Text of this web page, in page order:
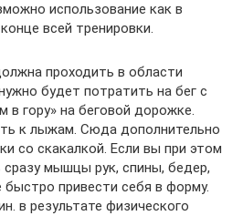
использование как в
всей тренировки.
проходить в области
будет потратить на бег с
гору» на беговой дорожке.
к лыжам. Сюда дополнительно
со скакалкой. Если вы при этом
мышцы рук, спины, бедер,
привести себя в форму.
в результате физического